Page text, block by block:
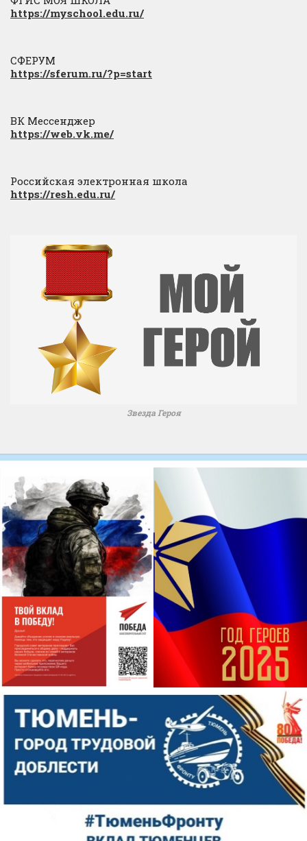
https://myschool.edu.ru/
СФЕРУМ
https://sferum.ru/?p=start
ВК Мессенджер
https://web.vk.me/
Российская электронная школа
https://resh.edu.ru/
Звезда Героя